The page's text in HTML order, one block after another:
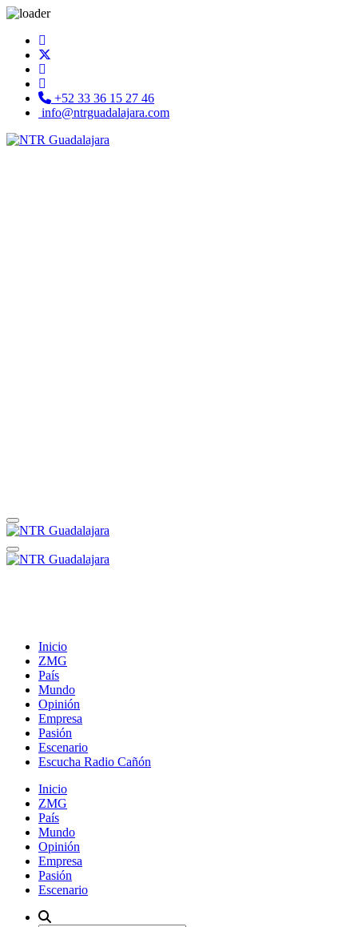
+52 33 36 15 27 46
info@ntrguadalajara.com
Inicio
ZMG
País
Mundo
Opinión
Empresa
Pasión
Escenario
Escucha Radio Cañón
Inicio
ZMG
País
Mundo
Opinión
Empresa
Pasión
Escenario